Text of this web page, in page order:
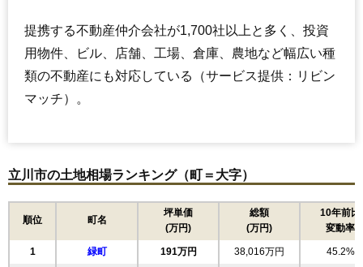
提携する不動産仲介会社が1,700社以上と多く、投資
用物件、ビル、店舗、工場、倉庫、農地など幅広い種
類の不動産にも対応している（サービス提供：リビン
マッチ）。
立川市の土地相場ランキング（町＝大字）
順位 町名
坪単価
(万円)
総額
(万円)
10年前比
変動率
1 緑町 191万円 38,016万円 45.2%